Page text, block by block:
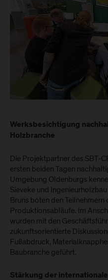
Werksbesichtigung
Holzbranche
Die Projektpartner des SBT-
ersten beiden Tagen
Umgebung Oldenburgs
Sieveke und
Bruns boten den
Produktionsabläufe. Im
wurden mit den
zukunftsorientierte
Fußabdruck,
Baubranche geführt.
Stärkung der